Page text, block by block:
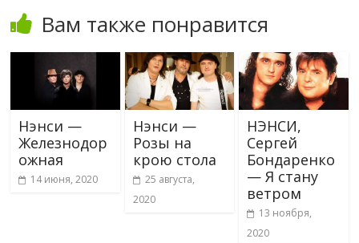
Вам также понравится
Нэнси —
Железнодор
ожная
14 июня, 2020
Нэнси —
Розы на
крою стола
25 августа,
2020
НЭНСИ,
Сергей
Бондаренко
— Я стану
ветром
13 ноября,
2020